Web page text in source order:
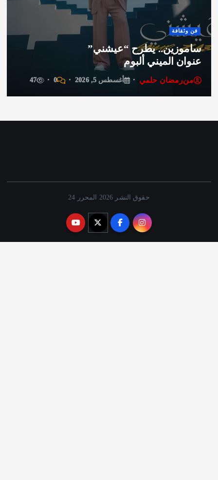
يطرح “عيشني”
الميني ألبوم
رمضان حلمي أغسطس 5, 2026 0
47
حقوق النشر 2026 المحرر 24